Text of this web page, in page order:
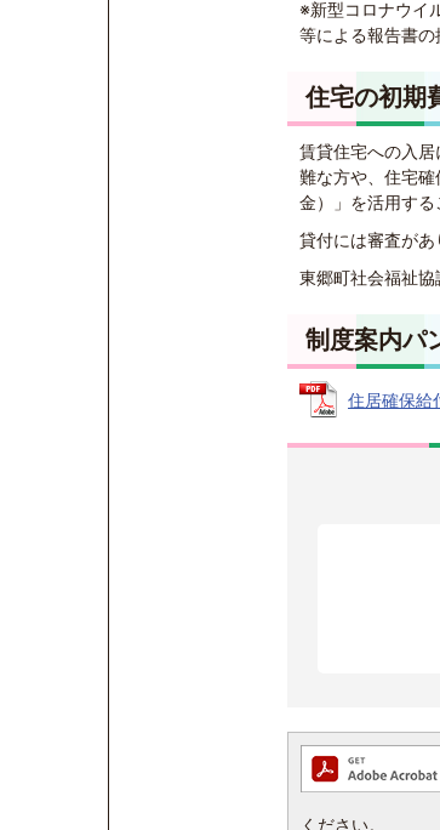
※新型コロナウイ
等による報告書の
住宅の初期
賃貸住宅への入
難な方や、住宅
金）」を活用する
貸付には審査があ
東郷町社会福祉
制度案内パ
住居確保給
ください。